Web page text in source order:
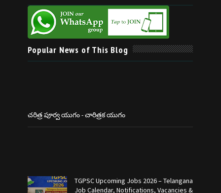
Popular News of This Blog
చరిత్ర పూర్వ యుగం - చారిత్రక యుగం
TGPSC Upcoming Jobs 2026 – Telangana
Job Calendar, Notifications, Vacancies &